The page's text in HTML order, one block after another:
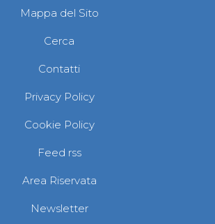
Albi Federali
Arti marziali
Aikido
Ju Jitsu
Sumo
Capoeira
Grappling
BJJ
Pancrazio/Pankration
S'istrumpa
News
Calendario Attività
Difesa Personale MGA
La disciplina
News
Merchandising
Mappa del Sito
Cerca
Contatti
Privacy Policy
Cookie Policy
Feed rss
Area Riservata
Newsletter